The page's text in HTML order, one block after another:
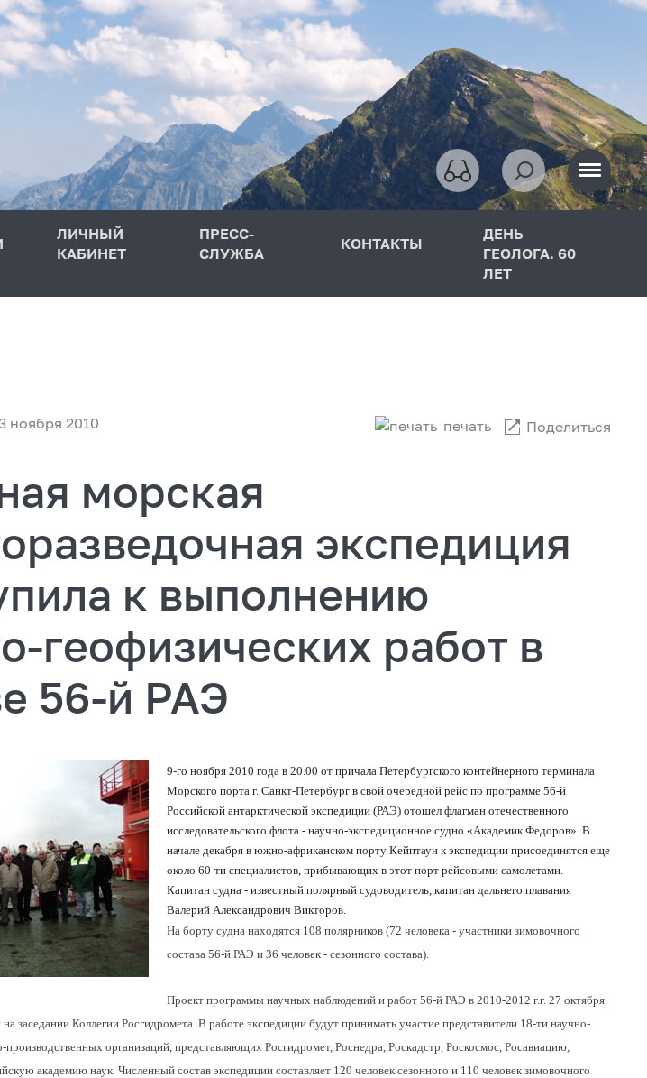
ЛИЧНЫЙ
КАБИНЕТ
ПРЕСС-
СЛУЖБА
КОНТАКТЫ
ДЕНЬ
ГЕОЛОГА. 60
ЛЕТ
ноября 2010 печать Поделиться
морская
экспедиция
к выполнению
геофизических работ в
56-й РАЭ
9-го ноября 2010 года в 20.00 от причала Петербургского контейнерного терминала
Морского порта г. Санкт-Петербург в свой очередной рейс по программе 56-й
Российской антарктической экспедиции (РАЭ) отошел флагман отечественного
исследовательского флота - научно-экспедиционное судно «Академик Федоров». В
начале декабря в южно-африканском порту Кейптаун к экспедиции присоединятся еще
около 60-ти специалистов, прибывающих в этот порт рейсовыми самолетами.
Капитан судна - известный полярный судоводитель, капитан дальнего плавания
Валерий Александрович Викторов.
На борту судна находятся 108 полярников (72 человека - участники зимовочного
состава 56-й РАЭ и 36 человек - сезонного состава).
Проект программы научных наблюдений и работ 56-й РАЭ в 2010-2012 г.г. 27 октября
заседании Коллегии Росгидромета. В работе экспедиции будут принимать участие представители 18-ти научно-
производственных организаций, представляющих Росгидромет, Роснедра, Роскадстр, Роскосмос, Росавиацию,
академию наук. Численный состав экспедиции составляет 120 человек сезонного и 110 человек зимовочного